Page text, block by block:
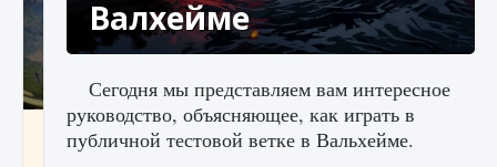
Как исправить ошибку Palworld «Идет
сохранение мира — Невозможно начать
Валхейме
Сегодня мы представляем вам интересное
руководство, объясняющее, как играть в
публичной тестовой ветке в Вальхейме.